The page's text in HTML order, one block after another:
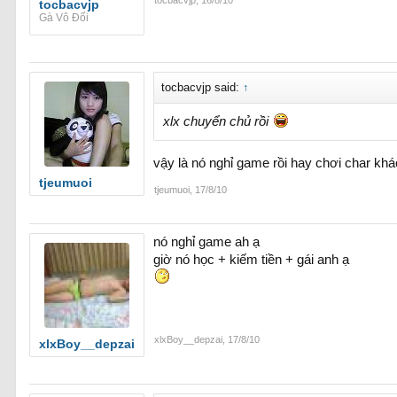
tocbacvjp
Gà Vô Đối
tjeumuoi
tocbacvjp said: ↑
xlx chuyển chủ rồi
vậy là nó nghỉ game rồi hay chơi char
tjeumuoi 17/8/10
xlxBoy__depzai
nó nghỉ game ah ạ
giờ nó học + kiếm tiền + gái anh ạ
xlxBoy__depzai 17/8/10